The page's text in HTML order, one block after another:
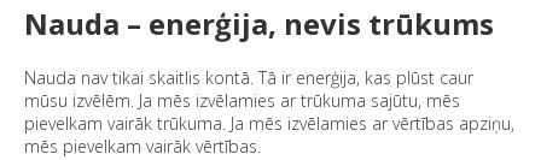
Nauda – enerģija, nevis trūkums
Nauda nav tikai skaitlis kontā. Tā ir enerģija, kas plūst caur
mūsu izvēlēm. Ja mēs izvēlamies ar trūkuma sajūtu, mēs
pievelkam vairāk trūkuma. Ja mēs izvēlamies ar vērtības apziņu,
mēs pievelkam vairāk vērtības.